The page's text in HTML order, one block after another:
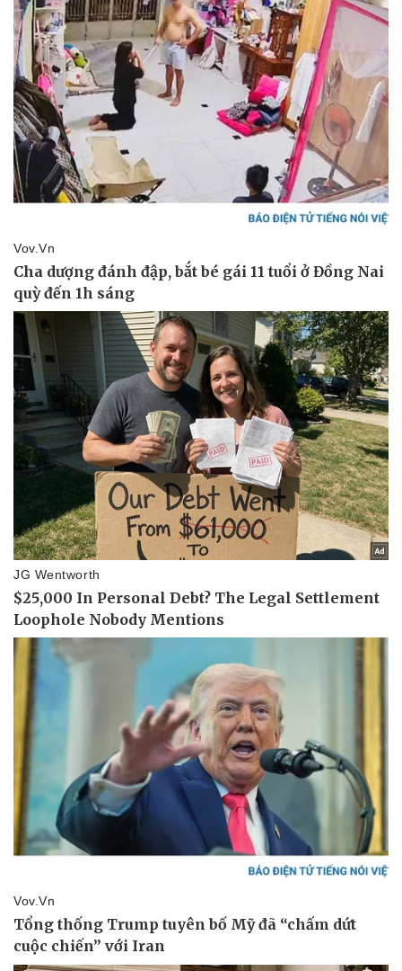
Bóng đá
Lịch thi đấu bóng đá
Thế giới thể thao
Ô tô - Xe máy
Xe máy